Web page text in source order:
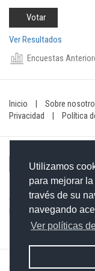
Utilizamos
para mejorar
través de su
navegando
Ver políticas
Ver Resultados
Encuestas
Inicio Sobre
Privacidad
Política
Contacto: 849-754-4472
Email:
©2026 Grupo